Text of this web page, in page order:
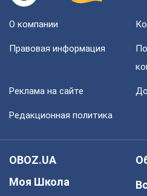
О компании
Правовая информация
Реклама на сайте
Редакционная политика
OBOZ.UA
Моя Школа